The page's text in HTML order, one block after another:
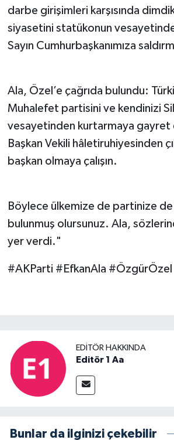
darbe girişimleri karşısında
siyasetini statükonun
Sayın Cumhurbaşkanımıza
Ala, Özel’e çağrıda bulundu:
Muhalefet partisini ve kendinizi
vesayetinden kurtarmaya gayret
Başkan Vekili hâletiruhiyesinden
başkan olmaya çalışın.
Böylece ülkemize de partinize de
bulunmuş olursunuz. Ala,
yer verdi."
#AKParti #EfkanAla #ÖzgürÖzel
EDITÖR HAKKINDA
Editör 1 Aa
Bunlar da ilginizi çekebilir